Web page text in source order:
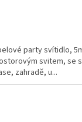
party svítidlo,
svitem, se
zahradě, u...